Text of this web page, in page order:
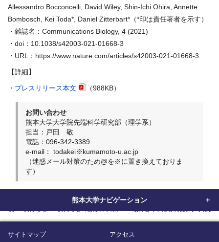
Allessandro Bocconcelli, David Wiley, Shin-Ichi Ohira, Annette
Bombosch, Kei Toda*, Daniel Zitterbart*（*印は責任著者を示す）
・雑誌名：Communications Biology, 4 (2021)
・doi：10.1038/s42003-021-01668-3
・URL：https://www.nature.com/articles/s42003-021-01668-3
【詳細】
・ プレスリリース本文 （988KB）
お問い合わせ
熊本大学大学院先端科学研究部（理学系）
担当：戸田 敬
電話：096-342-3389
e-mail： todakei※kumamoto-u.ac.jp
（迷惑メール対策のため@を※に置き換えておりま
す）
熊本大学ナビゲーション
サイトマップ アクセス